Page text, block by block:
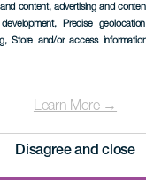
content, advertising and
, Precise
, Store and/or access
Learn More →
Disagree and close